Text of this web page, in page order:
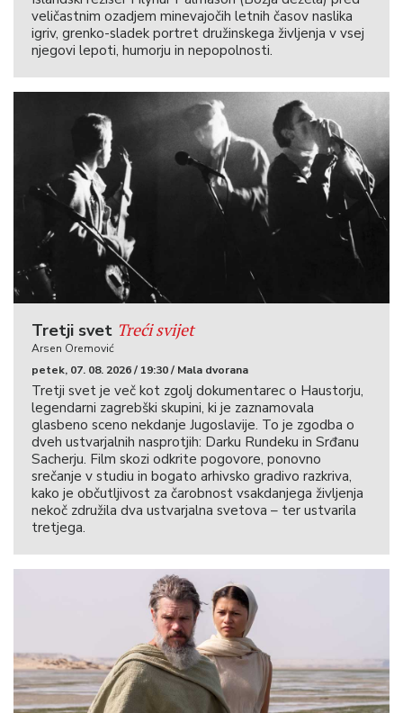
veličastnim ozadjem minevajočih letnih časov naslika
igriv, grenko-sladek portret družinskega življenja v vsej
njegovi lepoti, humorju in nepopolnosti.
Tretji svet Treći svijet
Arsen Oremović
petek, 07. 08. 2026 / 19:30 / Mala dvorana
Tretji svet je več kot zgolj dokumentarec o Haustorju,
legendarni zagrebški skupini, ki je zaznamovala
glasbeno sceno nekdanje Jugoslavije. To je zgodba o
dveh ustvarjalnih nasprotjih: Darku Rundeku in Srđanu
Sacherju. Film skozi odkrite pogovore, ponovno
srečanje v studiu in bogato arhivsko gradivo razkriva,
kako je občutljivost za čarobnost vsakdanjega življenja
nekoč združila dva ustvarjalna svetova – ter ustvarila
tretjega.